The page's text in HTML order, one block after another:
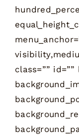
class=””